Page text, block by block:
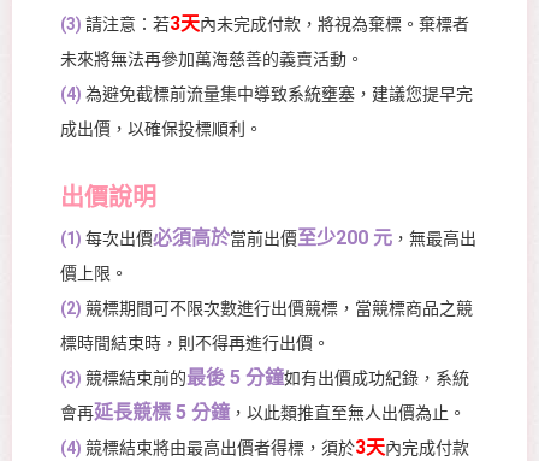
(3) 請注意：若3天內未完成付款，將視為棄標。棄標者
未來將無法再參加萬海慈善的義賣活動。
(4) 為避免截標前流量集中導致系統壅塞，建議您提早完
成出價，以確保投標順利。
出價說明
(1) 每次出價必須高於當前出價至少200 元 ，無最高出
價上限。
(2) 競標期間可不限次數進行出價競標，當競標商品之競
標時間結束時，則不得再進行出價。
(3) 競標結束前的最後 5 分鐘如有出價成功紀錄，系統
會再延長競標 5 分鐘 ，以此類推直至無人出價為止。
(4) 競標結束將由最高出價者得標，須於3天內完成付款